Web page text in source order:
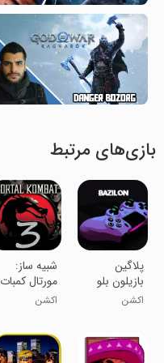
بازی‌های مرتبط
پلاگین
بازیلون بلو
اکشن
شبیه ساز:
مورتال کمبات
3 سگا
اکشن